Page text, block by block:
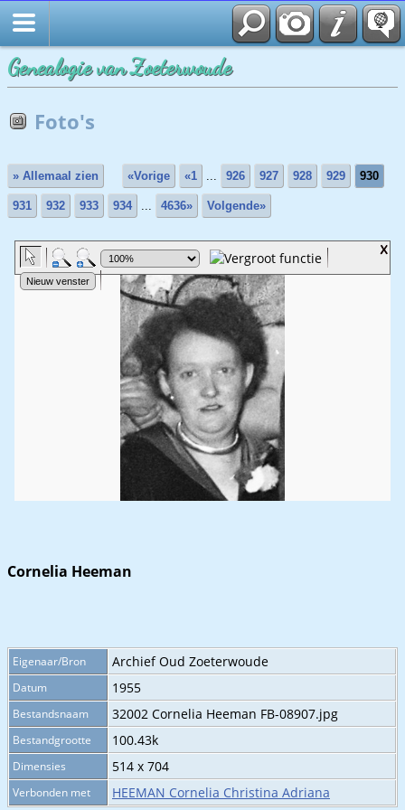
Genealogie van Zoeterwoude
Foto's
» Allemaal zien «Vorige «1 ... 926 927 928 929 930
931 932 933 934 ... 4636» Volgende»
Cornelia Heeman
Eigenaar/Bron Archief Oud Zoeterwoude
Datum 1955
Bestandsnaam 32002 Cornelia Heeman FB-08907.jpg
Bestandgrootte 100.43k
Dimensies 514 x 704
Verbonden met HEEMAN Cornelia Christina Adriana